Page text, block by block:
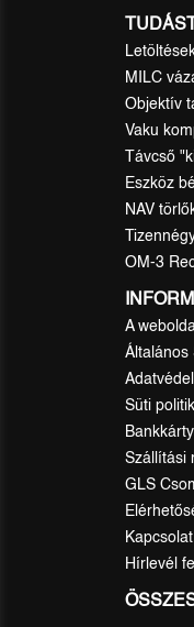
MILC
Objektív
Vaku
Távcső
Eszköz
NAV
OM-3
A
Általános
Süti
Szállítási
GLS
Kapcsolat
Hírlevél